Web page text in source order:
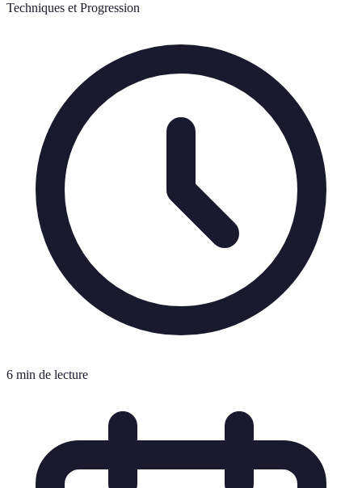
Techniques et Progression
6 min de lecture